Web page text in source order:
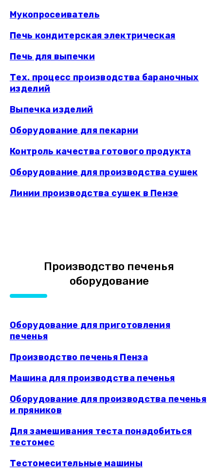
Мукопросеиватель
Печь кондитерская электрическая
Печь для выпечки
Тех. процесс производства бараночных
изделий
Выпечка изделий
Оборудование для пекарни
Контроль качества готового продукта
Оборудование для производства сушек
Линии производства сушек в Пензе
Производство печенья
оборудование
Оборудование для приготовления
печенья
Производство печенья Пенза
Машина для производства печенья
Оборудование для производства печенья
и пряников
Для замешивания теста понадобиться
тестомес
Тестомесительные машины